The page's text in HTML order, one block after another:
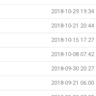
2018-10-29 19:34
2018-10-21 20:44
2018-10-15 17:27
2018-10-08 07:42
2018-09-30 20:27
2018-09-21 06:00